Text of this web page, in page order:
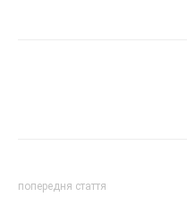
попередня стаття